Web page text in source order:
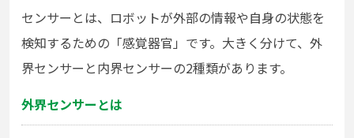
センサーとは、ロボットが外部の情報や自身の状態を
検知するための「感覚器官」です。大きく分けて、外
界センサーと内界センサーの2種類があります。
外界センサーとは